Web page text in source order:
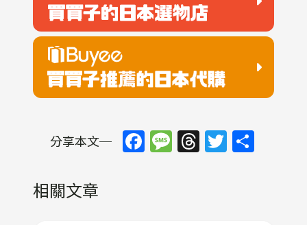
分享本文─ Facebook
Message
Threads
Twitter
相關文章